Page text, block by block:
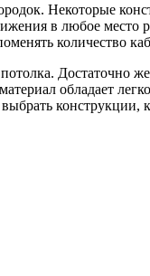
Некоторые
в любое
количество
Достаточно
обладает
конструкции,